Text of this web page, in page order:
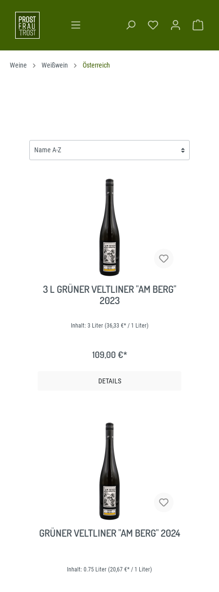
Weine Weißwein Österreich
3 L GRÜNER VELTLINER "AM BERG"
2023
Inhalt: 3 Liter (36,33 €* / 1 Liter)
109,00 €*
DETAILS
GRÜNER VELTLINER "AM BERG" 2024
Inhalt: 0.75 Liter (20,67 €* / 1 Liter)